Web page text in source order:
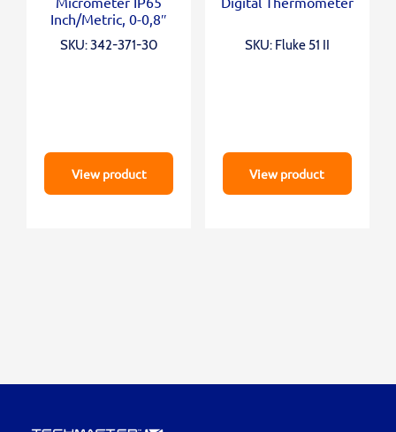
Inch/Metric, 0-0,8″
SKU: 342-371-30
View product
SKU: Fluke 51 II
View product